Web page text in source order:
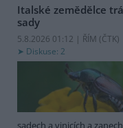
Italské zemědělce
sady
5.8.2026 01:12 | ŘÍM (ČTK)
Diskuse: 2
sadech a vinicích a